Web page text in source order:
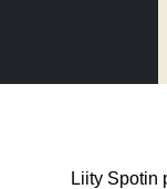
Liity Spotin